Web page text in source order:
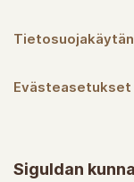
Evästeasetukset
Siguldan